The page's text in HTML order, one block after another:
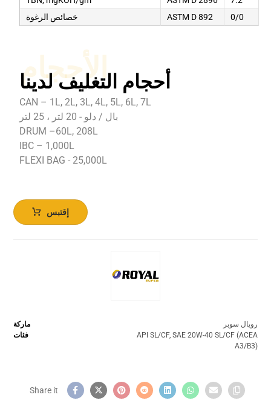
خصائص الرغوة
ASTM D 892 0/0
الأحجام
أحجام التغليف لدينا
CAN – 1L, 2L, 3L, 4L, 5L, 6L, 7L
بال / دلو - 20 لتر ، 25 لتر
DRUM –60L, 208L
IBC – 1,000L
FLEXI BAG - 25,000L
إقتبس
ماركة
رويال سوبر
فئات
API SL/CF, SAE 20W-40 SL/CF (ACEA
A3/B3)